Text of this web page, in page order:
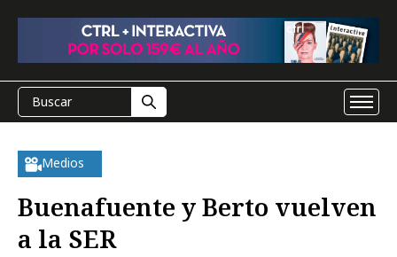
Medios
Buenafuente y Berto vuelven
a la SER